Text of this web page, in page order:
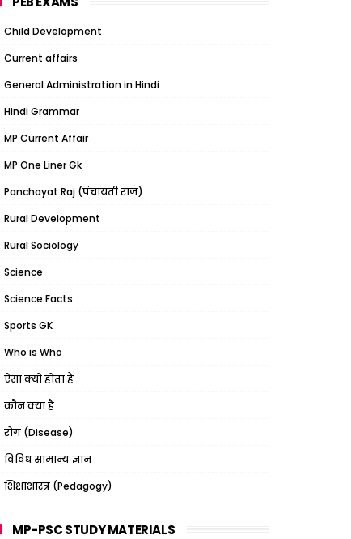
Child Development
Current affairs
General Administration in Hindi
Hindi Grammar
MP Current Affair
MP One Liner Gk
Panchayat Raj (पंचायती राज)
Rural Development
Rural Sociology
Science
Science Facts
Sports GK
Who is Who
ऐसा क्यों होता है
कौन क्या है
रोग (Disease)
विविध सामान्य ज्ञान
शिक्षाशास्त्र (Pedagogy)
MP-PSC STUDY MATERIALS